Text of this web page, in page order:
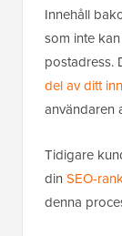
Innehåll
som inte
postadress.
del av ditt
användaren
Tidigare
din SEO-
denna